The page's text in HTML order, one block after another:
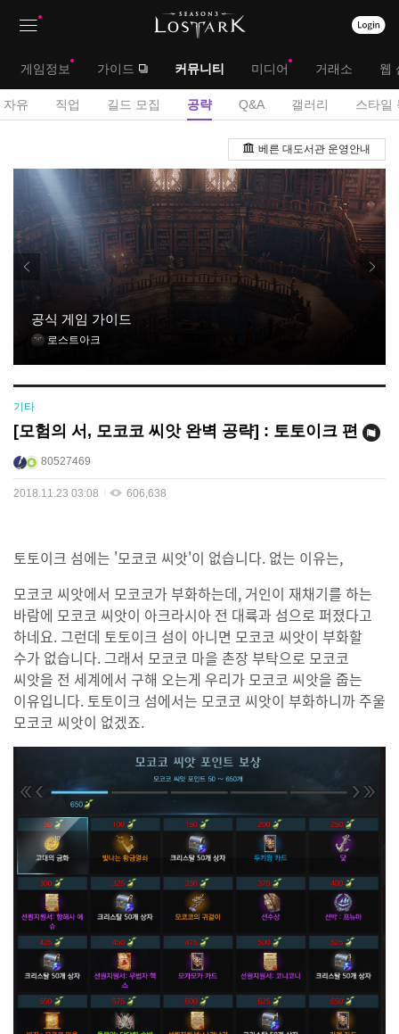
뉴
대
메
게임정보 가이드 커뮤니티 미디어 거래소 웹
서
메
뉴
자유 직업 길드 모집 공략 Q&A 갤러리 스타일
략
판
베른 대도서관 운영안내
공식 게임 가이드
로스트아크
기타
[모험의 서, 모코코 씨앗 완벽 공략] : 토토이크 편
80527469
2018.11.23 03:08 606,638
토토이크 섬에는 '모코코 씨앗'이 없습니다. 없는 이유는,
모코코 씨앗에서 모코코가 부화하는데, 거인이 재채기를 하는
바람에 모코코 씨앗이 아크라시아 전 대륙과 섬으로 퍼졌다고
하네요. 그런데 토토이크 섬이 아니면 모코코 씨앗이 부화할
수가 없습니다. 그래서 모코코 마을 촌장 부탁으로 모코코
씨앗을 전 세계에서 구해 오는게 우리가 모코코 씨앗을 줍는
이유입니다. 토토이크 섬에서는 모코코 씨앗이 부화하니까 주울
모코코 씨앗이 없겠죠.